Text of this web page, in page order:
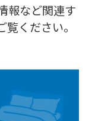
報など関連す
ください。